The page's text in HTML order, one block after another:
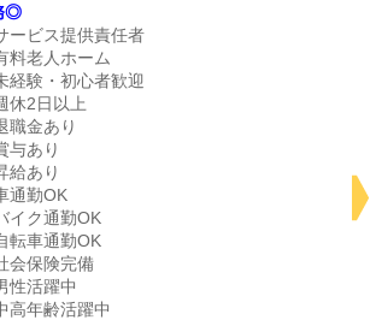
◎
ービス提供責任者
料老人ホーム
経験・初心者歓迎
休2日以上
職金あり
与あり
給あり
通勤OK
イク通勤OK
転車通勤OK
会保険完備
性活躍中
高年齢活躍中